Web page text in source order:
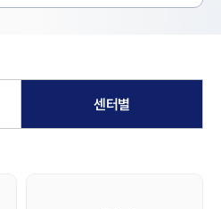
센터별